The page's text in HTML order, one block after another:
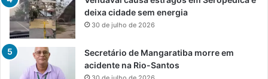
deixa cidade sem energia
30 de julho de 2026
Secretário de Mangaratiba morre em
acidente na Rio-Santos